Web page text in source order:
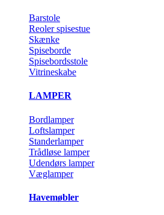
Barstole
Reoler spisestue
Skænke
Spiseborde
Spisebordsstole
Vitrineskabe
LAMPER
Bordlamper
Loftslamper
Standerlamper
Trådløse lamper
Udendørs lamper
Væglamper
Havemøbler